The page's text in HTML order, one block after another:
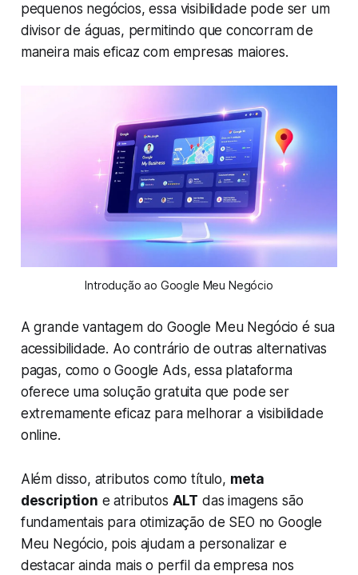
pequenos negócios, essa visibilidade pode ser um
divisor de águas, permitindo que concorram de
maneira mais eficaz com empresas maiores.
Introdução ao Google Meu Negócio
A grande vantagem do Google Meu Negócio é sua
acessibilidade. Ao contrário de outras alternativas
pagas, como o Google Ads, essa plataforma
oferece uma solução gratuita que pode ser
extremamente eficaz para melhorar a visibilidade
online.
Além disso, atributos como título, meta
description e atributos ALT das imagens são
fundamentais para otimização de SEO no Google
Meu Negócio, pois ajudam a personalizar e
destacar ainda mais o perfil da empresa nos